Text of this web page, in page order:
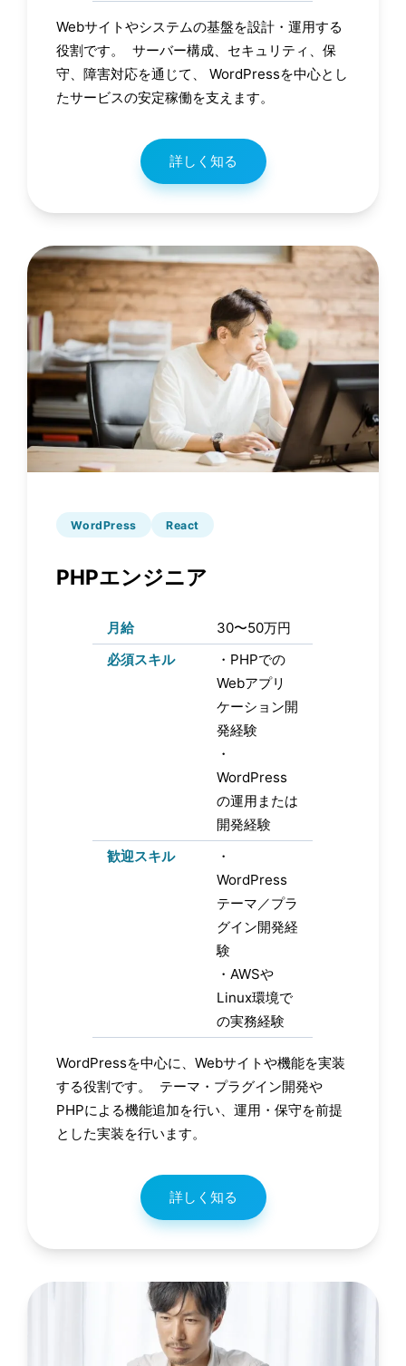
Webサイトやシステムの基盤を設計・運用する
役割です。 サーバー構成、セキュリティ、保
守、障害対応を通じて、 WordPressを中心とし
たサービスの安定稼働を支えます。
詳しく知る
WordPress React
PHPエンジニア
月給
30〜50万円
必須スキル
・PHPでの
Webアプリ
ケーション開
発経験
・
WordPress
の運用または
開発経験
歓迎スキル
・
WordPress
テーマ／プラ
グイン開発経
験
・AWSや
Linux環境で
の実務経験
WordPressを中心に、Webサイトや機能を実装
する役割です。 テーマ・プラグイン開発や
PHPによる機能追加を行い、運用・保守を前提
とした実装を行います。
詳しく知る